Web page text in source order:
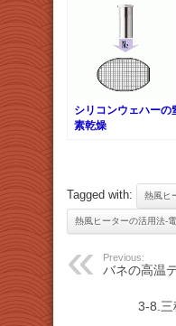
シリコンウェハーの
素乾燥
Tagged with: 熱風ヒ
熱風ヒーターの活用法-
Previous:
バネの高温
3-8.三